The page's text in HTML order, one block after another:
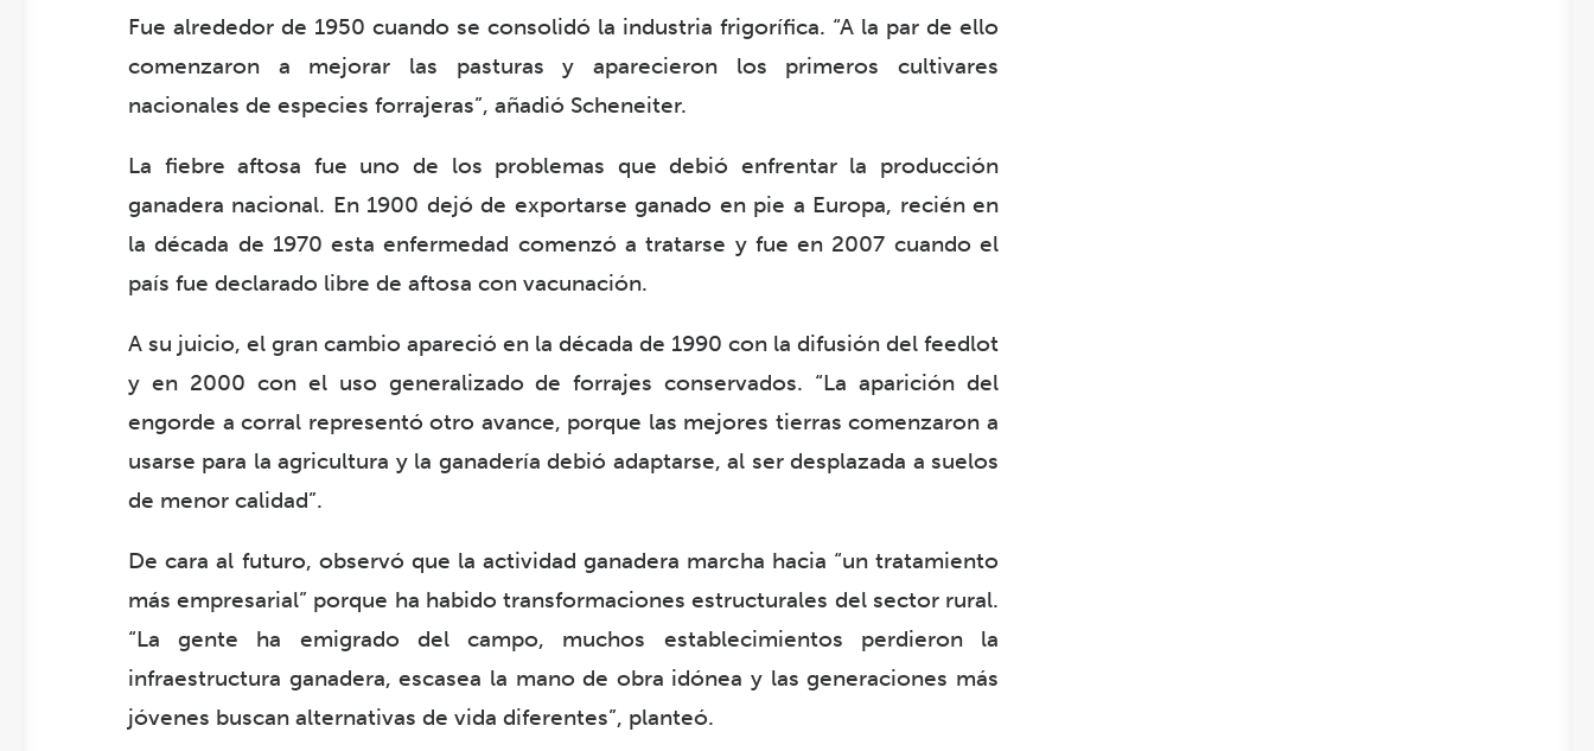
Fue alrededor de 1950 cuando se consolidó la industria frigorífica. “A la par de ello
comenzaron a mejorar las pasturas y aparecieron los primeros cultivares
nacionales de especies forrajeras”, añadió Scheneiter.
La fiebre aftosa fue uno de los problemas que debió enfrentar la producción
ganadera nacional. En 1900 dejó de exportarse ganado en pie a Europa, recién en
la década de 1970 esta enfermedad comenzó a tratarse y fue en 2007 cuando el
país fue declarado libre de aftosa con vacunación.
A su juicio, el gran cambio apareció en la década de 1990 con la difusión del feedlot
y en 2000 con el uso generalizado de forrajes conservados. “La aparición del
engorde a corral representó otro avance, porque las mejores tierras comenzaron a
usarse para la agricultura y la ganadería debió adaptarse, al ser desplazada a suelos
de menor calidad”.
De cara al futuro, observó que la actividad ganadera marcha hacia “un tratamiento
más empresarial” porque ha habido transformaciones estructurales del sector rural.
“La gente ha emigrado del campo, muchos establecimientos perdieron la
infraestructura ganadera, escasea la mano de obra idónea y las generaciones más
jóvenes buscan alternativas de vida diferentes”, planteó.